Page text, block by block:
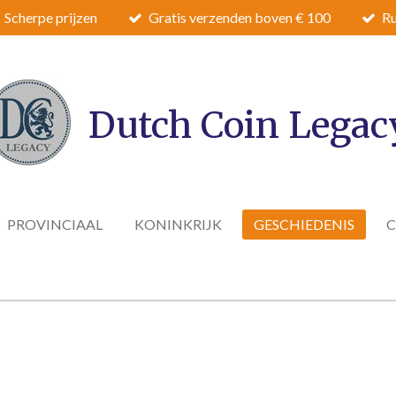
Scherpe prijzen Gratis verzenden boven € 100
Dutch Coin
PROVINCIAAL KONINKRIJK GESCHIEDENIS